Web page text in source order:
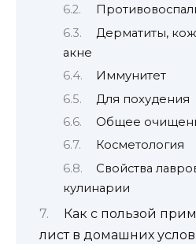
Дерматиты,
акне
Иммунитет
Для похудения
Общее
Косметология
Свойства
кулинарии
Как с пользой
лист в домашних